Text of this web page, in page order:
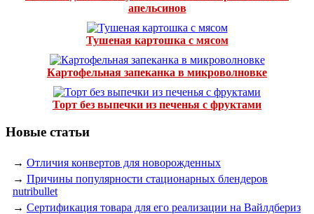
апельсинов
Тушеная картошка с мясом
Картофельная запеканка в микроволновке
Торт без выпечки из печенья с фруктами
Новые статьи
→ Отличия конвертов для новорожденных
→ Причины популярности стационарных блендеров
nutribullet
→ Сертификация товара для его реализации на Вайлдбериз